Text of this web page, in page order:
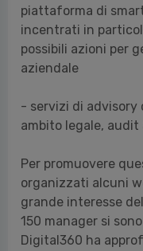
piattaforma di
incentrati in
possibili azioni per
aziendale
- servizi di
ambito legale,
Per promuovere
organizzati alcuni
grande interesse
150 manager si
Digital360 ha